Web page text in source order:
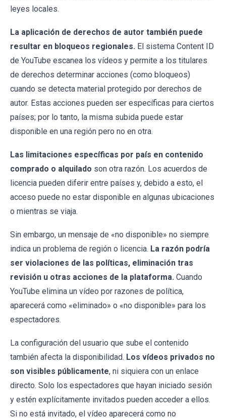
leyes locales.
La aplicación de derechos de autor también puede
resultar en bloqueos regionales. El sistema Content ID
de YouTube escanea los vídeos y permite a los titulares
de derechos determinar acciones (como bloqueos)
cuando se detecta material protegido por derechos de
autor. Estas acciones pueden ser específicas para ciertos
países; por lo tanto, la misma subida puede estar
disponible en una región pero no en otra.
Las limitaciones específicas por país en contenido
comprado o alquilado son otra razón. Los acuerdos de
licencia pueden diferir entre países y, debido a esto, el
acceso puede no estar disponible en algunas ubicaciones
o mientras se viaja.
Sin embargo, un mensaje de «no disponible» no siempre
indica un problema de región o licencia. La razón podría
ser violaciones de las políticas, eliminación tras
revisión u otras acciones de la plataforma. Cuando
YouTube elimina un vídeo por razones de política,
aparecerá como «eliminado» o «no disponible» para los
espectadores.
La configuración del usuario que sube el contenido
también afecta la disponibilidad. Los vídeos privados no
son visibles públicamente, ni siquiera con un enlace
directo. Solo los espectadores que hayan iniciado sesión
y estén explícitamente invitados pueden acceder a ellos.
Si no está invitado, el vídeo aparecerá como no